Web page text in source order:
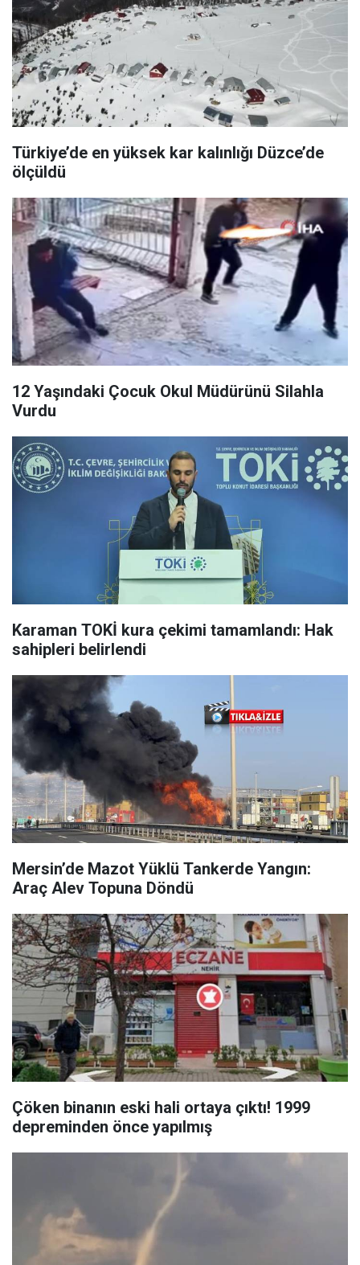
Türkiye’de en yüksek kar kalınlığı Düzce’de
ölçüldü
12 Yaşındaki Çocuk Okul Müdürünü Silahla
Vurdu
Karaman TOKİ kura çekimi tamamlandı: Hak
sahipleri belirlendi
Mersin’de Mazot Yüklü Tankerde Yangın:
Araç Alev Topuna Döndü
Çöken binanın eski hali ortaya çıktı! 1999
depreminden önce yapılmış